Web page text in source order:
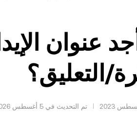
عنوان
التعليق؟
تم التحديث في ‏5 أغسطس 2026